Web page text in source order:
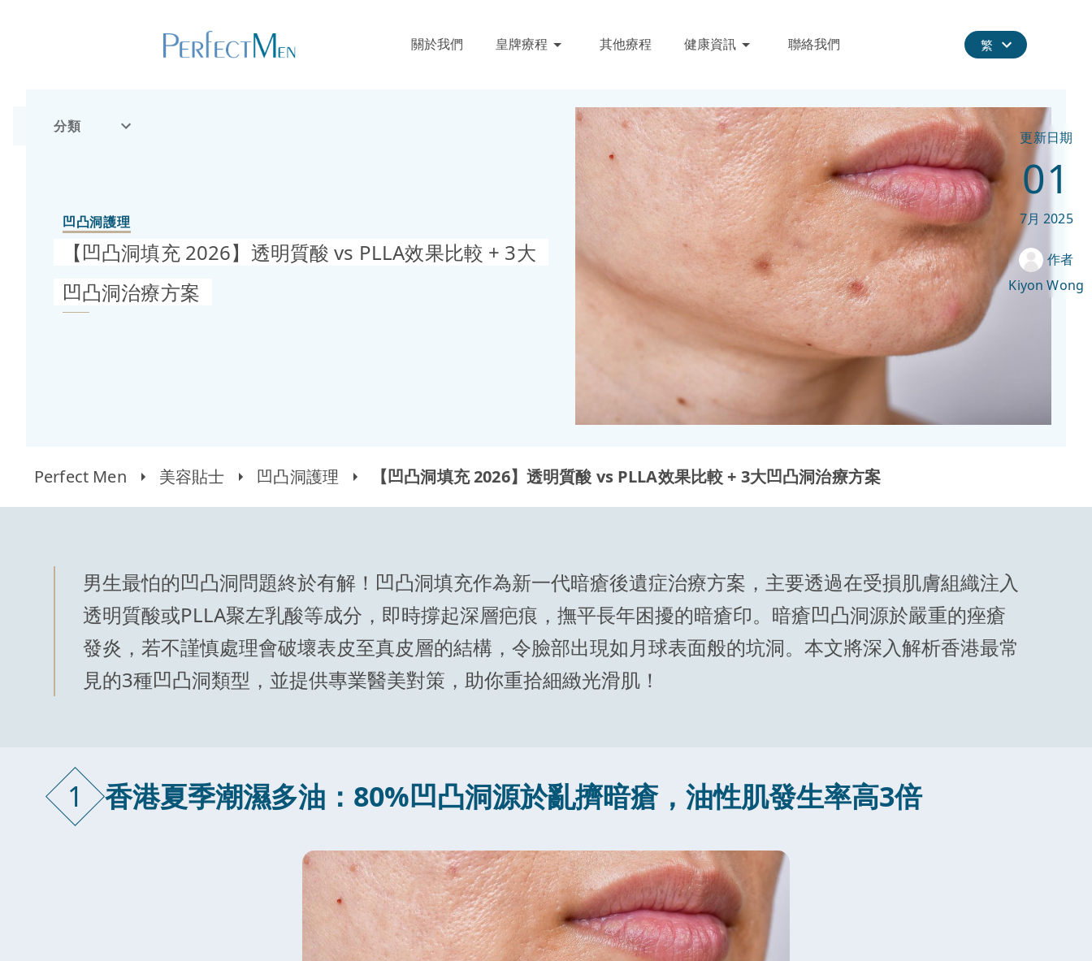
分類 更新日期
01
7月 2025
作者
Kiyon Wong
關於我們 皇牌療程 其他療程 健康資訊 聯絡我們 繁
凹凸洞護理
【凹凸洞填充 2026】透明質酸 vs PLLA效果比較 + 3大
凹凸洞治療方案
Perfect Men 美容貼士 凹凸洞護理 【凹凸洞填充 2026】透明質酸 vs PLLA效果比較 + 3大凹凸洞治療方案
男生最怕的凹凸洞問題終於有解！凹凸洞填充作為新一代暗瘡後遺症治療方案，主要透過在受損肌膚組織注入
透明質酸或PLLA聚左乳酸等成分，即時撐起深層疤痕，撫平長年困擾的暗瘡印。暗瘡凹凸洞源於嚴重的痤瘡
發炎，若不謹慎處理會破壞表皮至真皮層的結構，令臉部出現如月球表面般的坑洞。本文將深入解析香港最常
見的3種凹凸洞類型，並提供專業醫美對策，助你重拾細緻光滑肌！
1 香港夏季潮濕多油：80%凹凸洞源於亂擠暗瘡，油性肌發生率高3倍